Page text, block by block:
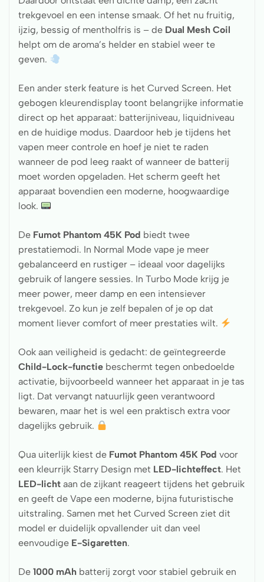
trekgevoel en een intense smaak. Of het nu fruitig,
ijzig, bessig of mentholfris is – de Dual Mesh Coil
helpt om de aroma’s helder en stabiel weer te
geven.
Een ander sterk feature is het Curved Screen. Het
gebogen kleurendisplay toont belangrijke informatie
direct op het apparaat: batterijniveau, liquidniveau
en de huidige modus. Daardoor heb je tijdens het
vapen meer controle en hoef je niet te raden
wanneer de pod leeg raakt of wanneer de batterij
moet worden opgeladen. Het scherm geeft het
apparaat bovendien een moderne, hoogwaardige
look.
De Fumot Phantom 45K Pod biedt twee
prestatiemodi. In Normal Mode vape je meer
gebalanceerd en rustiger – ideaal voor dagelijks
gebruik of langere sessies. In Turbo Mode krijg je
meer power, meer damp en een intensiever
trekgevoel. Zo kun je zelf bepalen of je op dat
moment liever comfort of meer prestaties wilt.
Ook aan veiligheid is gedacht: de geïntegreerde
Child-Lock-functie beschermt tegen onbedoelde
activatie, bijvoorbeeld wanneer het apparaat in je tas
ligt. Dat vervangt natuurlijk geen verantwoord
bewaren, maar het is wel een praktisch extra voor
dagelijks gebruik.
Qua uiterlijk kiest de Fumot Phantom 45K Pod voor
een kleurrijk Starry Design met LED-lichteffect. Het
LED-licht aan de zijkant reageert tijdens het gebruik
en geeft de Vape een moderne, bijna futuristische
uitstraling. Samen met het Curved Screen ziet dit
model er duidelijk opvallender uit dan veel
eenvoudige E-Sigaretten.
De 1000 mAh batterij zorgt voor stabiel gebruik en